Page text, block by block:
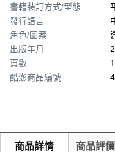
書籍裝訂方式/型態
發行語言
角色/圖案
出版年月
頁數
酷澎商品編號
商品詳情 商品評價